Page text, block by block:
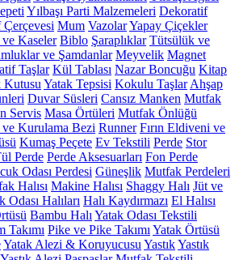
Yılbaşı Parti Malzemeleri Dekoratif
Mum VazolarYapay Çiçekler
Kaseler Biblo Şaraplıklar Tütsülük ve
ve Şamdanlar Meyvelik Magnet
Taşlar Kül Tablası Nazar Boncuğu Kitap
Yatak Tepsisi Kokulu Taşlar Ahşap
Duvar Süsleri Cansız Manken Mutfak
Servis Masa Örtüleri Mutfak Önlüğü
Kurulama Bezi Runner Fırın Eldiveni ve
Kumaş Peçete Ev Tekstili Perde Stor
Perde Perde Aksesuarları Fon Perde
Odası Perdesi Güneşlik Mutfak Perdeleri
Halısı Makine Halısı Shaggy Halı Jüt ve
Odası Halıları Halı Kaydırmazı El Halısı
Bambu Halı Yatak Odası Tekstili
Takımı Pike ve Pike Takımı Yatak Örtüsü
Yatak Alezi & Koruyucusu YastıkYastık